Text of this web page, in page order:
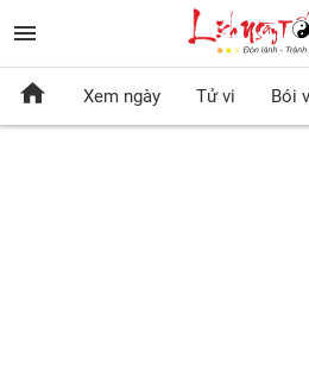
Xem ngày Tử vi Bói